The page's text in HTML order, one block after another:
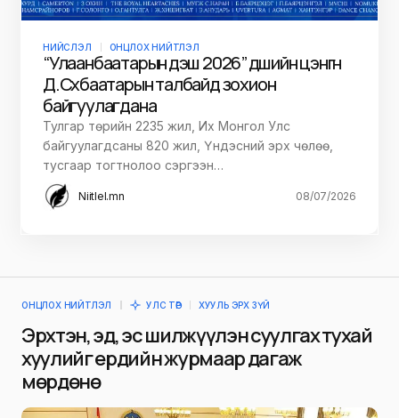
НИЙСЛЭЛ ОНЦЛОХ НИЙТЛЭЛ
“Улаанбаатарын үдэш 2026” үдшийн цэнгүүн
Д.Сүхбаатарын талбайд зохион
байгуулагдана
Тулгар төрийн 2235 жил, Их Монгол Улс
байгуулагдсаны 820 жил, Үндэсний эрх чөлөө,
тусгаар тогтнолоо сэргээн…
Niitlel.mn 08/07/2026
ОНЦЛОХ НИЙТЛЭЛ УЛС ТӨР ХУУЛЬ ЭРХ ЗҮЙ
Эрхтэн, эд, эс шилжүүлэн суулгах тухай
хуулийг ердийн журмаар дагаж
мөрдөнө